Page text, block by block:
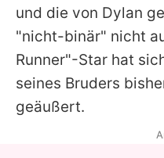
und die von Dylan
"nicht-binär" nicht
Runner"-Star hat
seines Bruders
geäußert.